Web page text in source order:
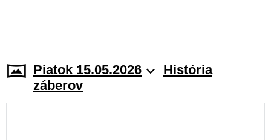
Piatok 15.05.2026
História
záberov